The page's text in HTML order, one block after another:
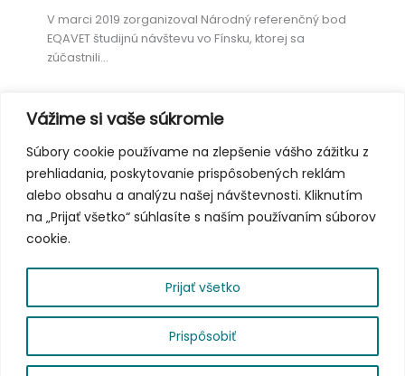
Vážime si vaše súkromie
Súbory cookie používame na zlepšenie vášho zážitku z
prehliadania, poskytovanie prispôsobených reklám
alebo obsahu a analýzu našej návštevnosti. Kliknutím
na „Prijať všetko“ súhlasíte s naším používaním súborov
cookie.
Prispôsobiť
Prijať všetko
V marci 2019 zorganizoval Národný referenčný bod
EQAVET študijnú návštevu vo Fínsku, ktorej sa
zúčastnili…
Európsky týždeň odborných zručností
2018 vo Viedni: najlepšie momenty
Tretí ročník Európskeho týždňa odborných zručností,
organizovaný Európskou komisiou a rakúskym